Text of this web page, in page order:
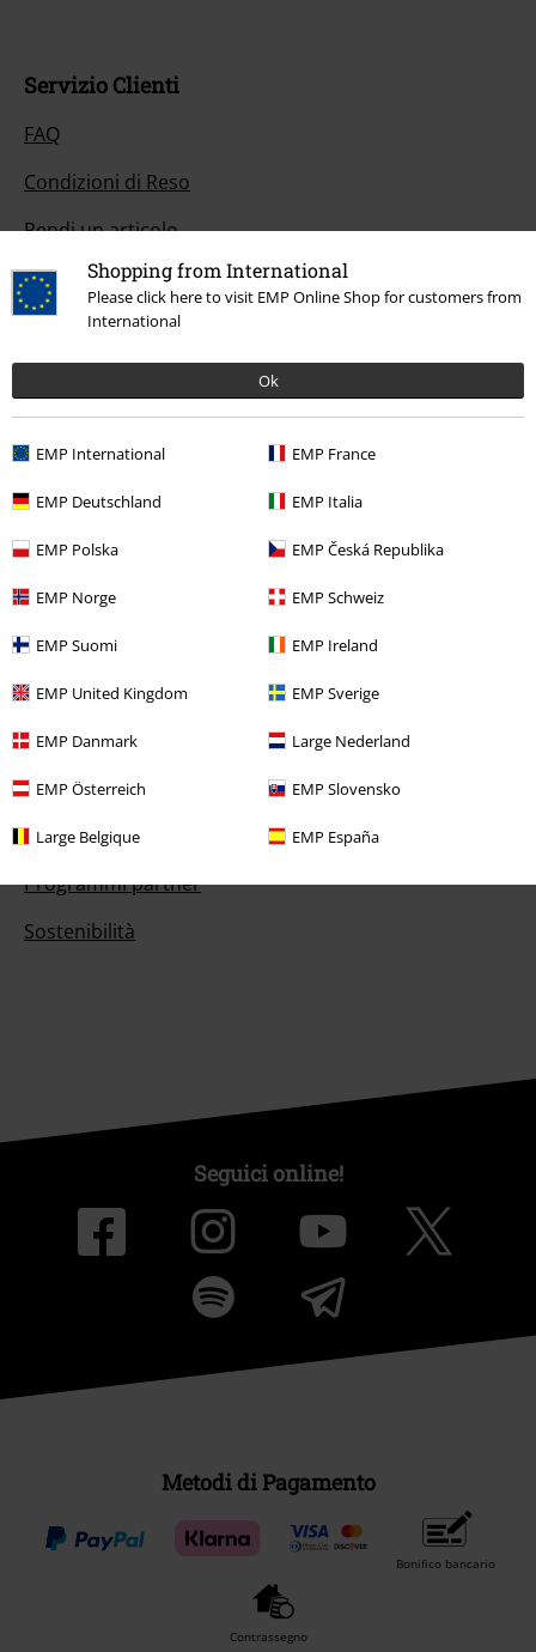
Shopping from International
Please click here to visit EMP Online Shop for customers from
International
Ok
EMP International EMP France
EMP Deutschland EMP Italia
EMP Polska EMP Česká Republika
EMP Norge EMP Schweiz
EMP Suomi EMP Ireland
EMP United Kingdom EMP Sverige
EMP Danmark Large Nederland
EMP Österreich EMP Slovensko
Large Belgique EMP España
Servizio Clienti
FAQ
Condizioni di Reso
Rendi un articolo
Info taglie
Cancella la tua iscrizione al BSC
Informazioni su EMP
Eventi EMP
Programmi partner
Sostenibilità
Seguici online!
Metodi di Pagamento
Bonifico bancario
Contrassegno